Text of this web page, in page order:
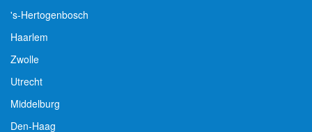
's-Hertogenbosch
Haarlem
Zwolle
Utrecht
Middelburg
Den-Haag